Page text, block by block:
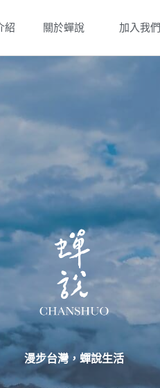
紹 關於蟬說 加入我們
漫步台灣，蟬說生活